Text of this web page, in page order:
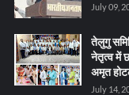
July 09,
तेलुगु
नेतृत्व में
अमृत
July 14,